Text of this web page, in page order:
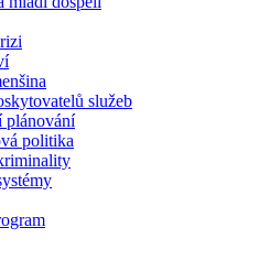
služeb
plánování
politika